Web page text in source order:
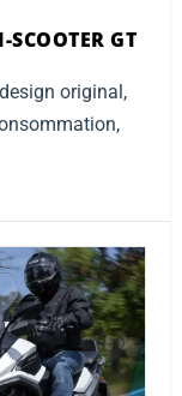
SCOOTER GT
original,